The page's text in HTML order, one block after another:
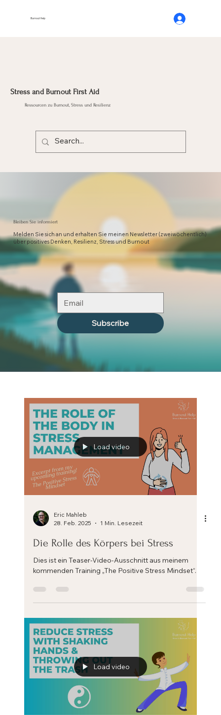
Burnout Help
Stress and Burnout First Aid
Ressourcen zu Burnout, Stress und Resilienz
Bleiben Sie informiert
Melden Sie sich an und erhalten Sie meinen Newsletter (zweiwöchentlich)
über positives Denken, Resilienz, Stress und Burnout
Subscribe
Load video
Eric Mahleb
28. Feb. 2025
1 Min. Lesezeit
Die Rolle des Körpers bei Stress
Dies ist ein Teaser-Video-Ausschnitt aus meinem
kommenden Training „The Positive Stress Mindset“.
Load video